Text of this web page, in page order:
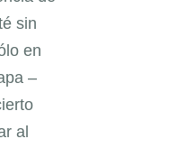
sin
en
–
al